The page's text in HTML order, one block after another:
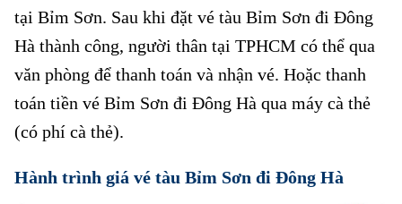
tại Bỉm Sơn. Sau khi đặt vé tàu Bỉm Sơn đi Đông
Hà thành công, người thân tại TPHCM có thể qua
văn phòng để thanh toán và nhận vé. Hoặc thanh
toán tiền vé Bỉm Sơn đi Đông Hà qua máy cà thẻ
(có phí cà thẻ).
Hành trình giá vé tàu Bỉm Sơn đi Đông Hà